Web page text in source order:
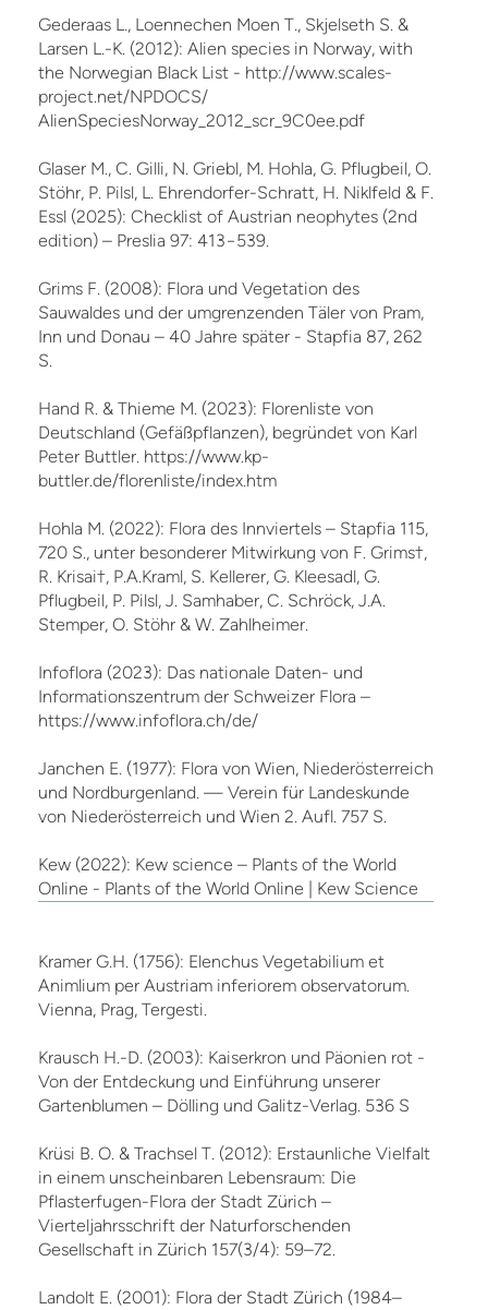
Gederaas L., Loennechen Moen T., Skjelseth S. &
Larsen L.-K. (2012): Alien species in Norway, with
the Norwegian Black List - http://www.scales-
project.net/NPDOCS/
AlienSpeciesNorway_2012_scr_9C0ee.pdf
Glaser M., C. Gilli, N. Griebl, M. Hohla, G. Pflugbeil, O.
Stöhr, P. Pilsl, L. Ehrendorfer-Schratt, H. Niklfeld & F.
Essl (2025): Checklist of Austrian neophytes (2nd
edition) – Preslia 97: 413−539.
Grims F. (2008): Flora und Vegetation des
Sauwaldes und der umgrenzenden Täler von Pram,
Inn und Donau – 40 Jahre später - Stapfia 87, 262
S.
Hand R. & Thieme M. (2023): Florenliste von
Deutschland (Gefäßpflanzen), begründet von Karl
Peter Buttler. https://www.kp-
buttler.de/florenliste/index.htm
Hohla M. (2022): Flora des Innviertels – Stapfia 115,
720 S., unter besonderer Mitwirkung von F. Grims†,
R. Krisai†, P.A.Kraml, S. Kellerer, G. Kleesadl, G.
Pflugbeil, P. Pilsl, J. Samhaber, C. Schröck, J.A.
Stemper, O. Stöhr & W. Zahlheimer.
Infoflora (2023): Das nationale Daten- und
Informationszentrum der Schweizer Flora –
https://www.infoflora.ch/de/
Janchen E. (1977): Flora von Wien, Niederösterreich
und Nordburgenland. — Verein für Landeskunde
von Niederösterreich und Wien 2. Aufl. 757 S.
Kew (2022): Kew science – Plants of the World
Online - Plants of the World Online | Kew Science
Kramer G.H. (1756): Elenchus Vegetabilium et
Animlium per Austriam inferiorem observatorum.
Vienna, Prag, Tergesti.
Krausch H.-D. (2003): Kaiserkron und Päonien rot -
Von der Entdeckung und Einführung unserer
Gartenblumen – Dölling und Galitz-Verlag. 536 S
Krüsi B. O. & Trachsel T. (2012): Erstaunliche Vielfalt
in einem unscheinbaren Lebensraum: Die
Pflasterfugen-Flora der Stadt Zürich –
Vierteljahrsschrift der Naturforschenden
Gesellschaft in Zürich 157(3/4): 59–72.
Landolt E. (2001): Flora der Stadt Zürich (1984–